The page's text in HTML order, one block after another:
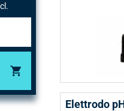
Elettrodo